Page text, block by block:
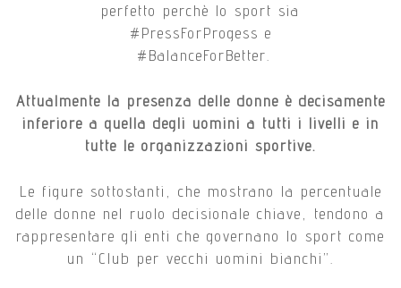
perfetto perchè lo sport sia
#PressForProgess e
#BalanceForBetter.
Attualmente la presenza delle donne è decisamente
inferiore a quella degli uomini a tutti i livelli e in
tutte le organizzazioni sportive.
Le figure sottostanti, che mostrano la percentuale
delle donne nel ruolo decisionale chiave, tendono a
rappresentare gli enti che governano lo sport come
un “Club per vecchi uomini bianchi”.